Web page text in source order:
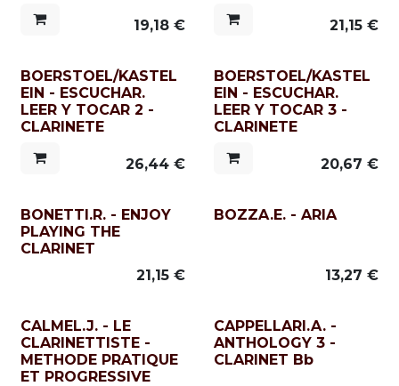
19,18€ 21,15€
BOERSTOEL/KASTEL
EIN - ESCUCHAR.
LEER Y TOCAR 2 -
CLARINETE
26,44€
BOERSTOEL/KASTEL
EIN - ESCUCHAR.
LEER Y TOCAR 3 -
CLARINETE
20,67 €
BONETTI.R. - ENJOY
PLAYING THE
CLARINET
21,15€
BOZZA.E. - ARIA
13,27 €
CALMEL.J. - LE
CLARINETTISTE -
METHODE PRATIQUE
ET PROGRESSIVE
CAPPELLARI.A. -
ANTHOLOGY 3 -
CLARINET Bb